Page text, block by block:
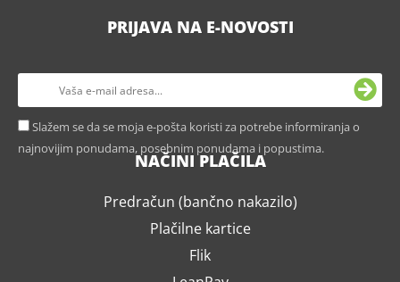
PRIJAVA NA E-NOVOSTI
Slažem se da se moja e-pošta koristi za potrebe informiranja o
najnovijim ponudama, posebnim ponudama i popustima.
NAČINI PLAČILA
Predračun (bančno nakazilo)
Plačilne kartice
Flik